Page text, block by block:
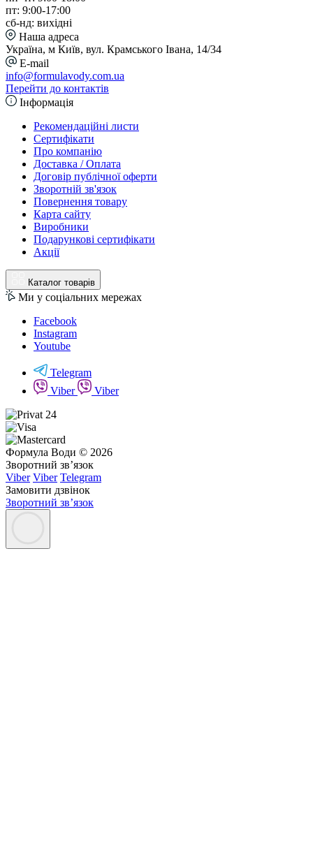
пт: 9:00-17:00
сб-нд: вихідні
Наша адреса
Україна, м Київ, вул. Крамського Івана, 14/34
E-mail
info@formulavody.com.ua
Перейти до контактів
Інформація
Рекомендаційні листи
Сертифікати
Про компанію
Доставка / Оплата
Договір публічної оферти
Зворотній зв'язок
Повернення товару
Карта сайту
Виробники
Подарункові сертифікати
Акції
Каталог товарів
Ми у соціальних мережах
Facebook
Instagram
Youtube
Telegram
Viber
Viber
Формула Води © 2026
Зворотний зв’язок
Viber Viber Telegram
Замовити дзвінок
Зворотний зв’язок